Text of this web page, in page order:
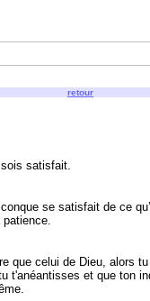
retour
satisfait.
se satisfait de ce
patience.
que celui de Dieu, alors
t'anéantisses et que ton